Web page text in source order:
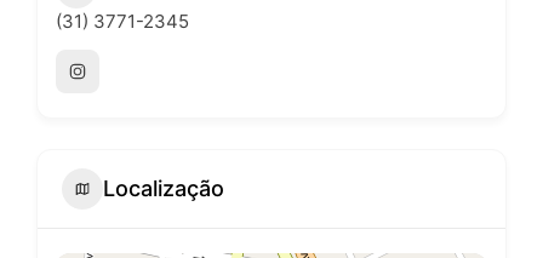
(31) 3771-2345
Localização